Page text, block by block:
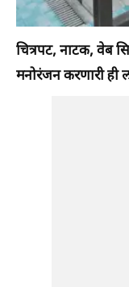
चित्रपट, नाटक, वेब
मनोरंजन करणारी ही